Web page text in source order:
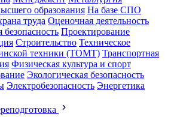
образования На базе СПО
труда Оценочная деятельность
Проектирование
Строительство Техническое
техники (ТОМТ) Транспортная
Физическая культура и спорт
Экологическая безопасность
Электробезопасность Энергетика